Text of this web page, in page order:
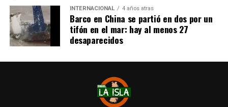
INTERNACIONAL 4 años atras
Barco en China se partió en dos por un
tifón en el mar: hay al menos 27
desaparecidos